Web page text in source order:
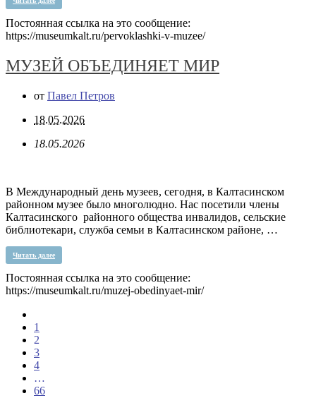
Постоянная ссылка на это сообщение:
https://museumkalt.ru/pervoklashki-v-muzee/
МУЗЕЙ ОБЪЕДИНЯЕТ МИР
от Павел Петров
18.05.2026
18.05.2026
В Международный день музеев, сегодня, в Калтасинском
районном музее было многолюдно. Нас посетили члены
Калтасинского районного общества инвалидов, сельские
библиотекари, служба семьи в Калтасинском районе, …
Читать далее
Постоянная ссылка на это сообщение:
https://museumkalt.ru/muzej-obedinyaet-mir/
1
2
3
4
…
66